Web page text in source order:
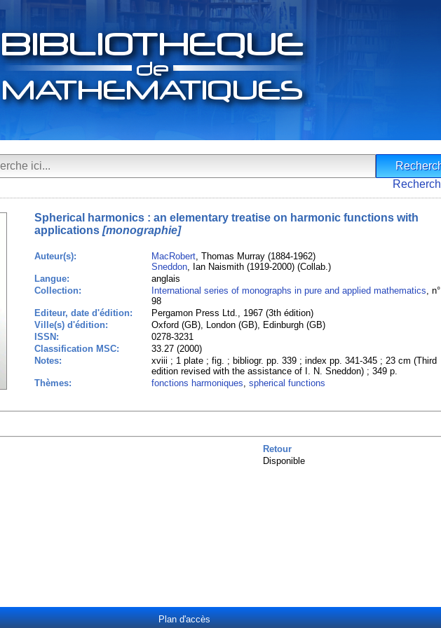
Spherical harmonics : an elementary treatise on harmonic functions with
applications[monographie]
Auteur(s): MacRobert, Thomas Murray (1884-1962)
Sneddon, Ian Naismith (1919-2000) (Collab.)
Langue:
anglais
Collection:
International series of monographs in pure and applied mathematics, n°
98
Editeur, date d'édition:
Pergamon Press Ltd., 1967 (3th édition)
Ville(s) d'édition:
Oxford (GB), London (GB), Edinburgh (GB)
ISSN:
0278-3231
Classification MSC:
33.27 (2000)
Notes:
xviii ; 1 plate ; fig. ; bibliogr. pp. 339 ; index pp. 341-345 ; 23 cm (Third
edition revised with the assistance of I. N. Sneddon) ; 349 p.
Thèmes:
fonctions harmoniques, spherical functions
Retour
Disponible
Plan d'accès